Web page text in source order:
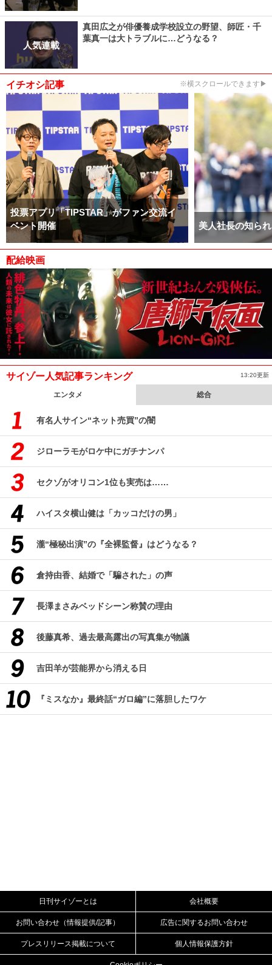
人気連載
真田広之が俳優養成学校設立の野望、師匠・千
葉真一は大トラブルに…どうなる？
イチオシ記事 ※横スクロールできます▶
投票アプリ「TIPSTAR」がファン交流イ
ベント開催
美人社長の知ら
配給映画
サイゾー人気記事ランキング 13:20更新
エンタメ 総合
有名人サイン“ネット売買”の闇
ジローラモがロケ中にガチナンパ
セクゾがオリコン1位も実売は……
ハイスタ横山健は「カッコだけの男」
瀧“極秘出演”の『全裸監督』はどうなる？
倉持由香、結婚で「騙された」の声
長澤まさみベッドシーン称賛の理由
後藤真希、過去最高露出の写真集が物議
吉田羊が芸能界から消える日
『ミスなか』最終話“ガロ編”に落胆したワケ
日刊サイゾーとは 会社概要
お問い合わせ（情報提供/記事） 広告に関するお問い合わせ
プレスリリース掲載について 個人情報保護方針